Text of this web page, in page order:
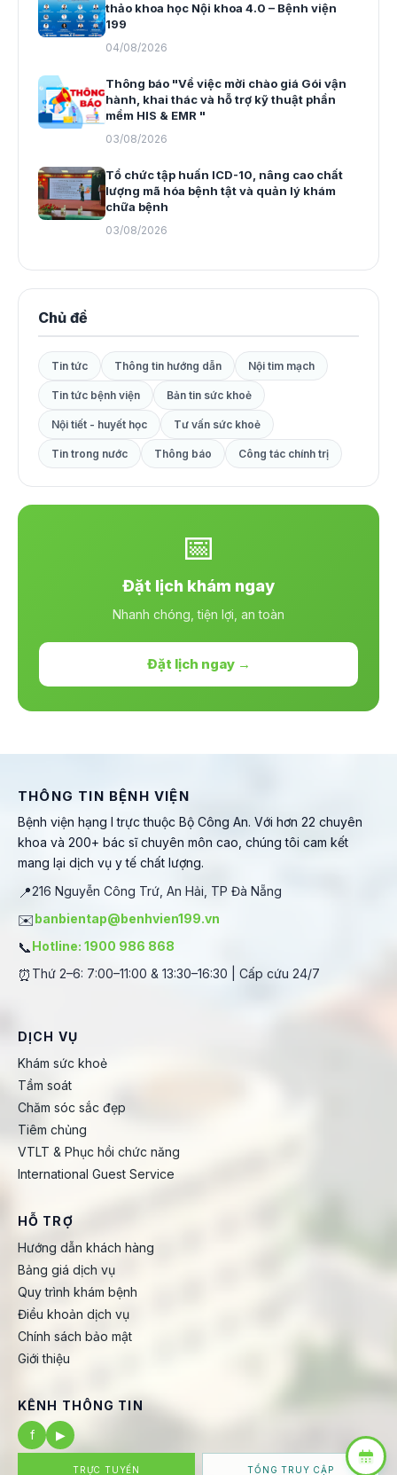
thảo khoa học Nội khoa 4.0 – Bệnh viện
199
04/08/2026
Thông báo "Về việc mời chào giá Gói vận
hành, khai thác và hỗ trợ kỹ thuật phần
mềm HIS & EMR "
03/08/2026
Tổ chức tập huấn ICD-10, nâng cao chất
lượng mã hóa bệnh tật và quản lý khám
chữa bệnh
03/08/2026
Chủ đề
Tin tức Thông tin hướng dẫn Nội tim mạch
Tin tức bệnh viện Bản tin sức khoẻ
Nội tiết - huyết học Tư vấn sức khoẻ
Tin trong nước Thông báo Công tác chính trị
📅
Đặt lịch khám ngay
Nhanh chóng, tiện lợi, an toàn
Đặt lịch ngay →
THÔNG TIN BỆNH VIỆN
Bệnh viện hạng I trực thuộc Bộ Công An. Với hơn 22 chuyên
khoa và 200+ bác sĩ chuyên môn cao, chúng tôi cam kết
mang lại dịch vụ y tế chất lượng.
📍216 Nguyễn Công Trứ, An Hải, TP Đà Nẵng
✉️banbientap@benhvien199.vn
📞Hotline: 1900 986 868
⏰ Thứ 2–6: 7:00–11:00 & 13:30–16:30 | Cấp cứu 24/7
DỊCH VỤ
Khám sức khoẻ
Tầm soát
Chăm sóc sắc đẹp
Tiêm chủng
VTLT & Phục hồi chức năng
International Guest Service
HỖ TRỢ
Hướng dẫn khách hàng
Bảng giá dịch vụ
Quy trình khám bệnh
Điều khoản dịch vụ
Chính sách bảo mật
Giới thiệu
KÊNH THÔNG TIN
f
▶
TRỰC TUYẾN TỔNG TRUY CẬP